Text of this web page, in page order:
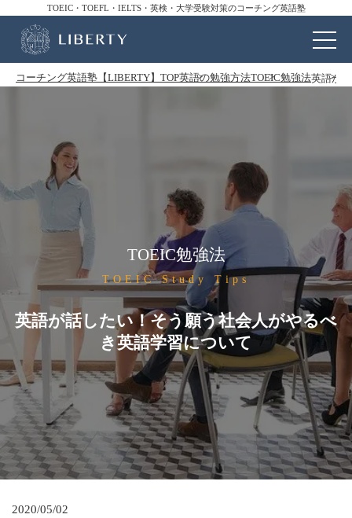
TOEIC・TOEFL・IELTS・英検・大学受験対策のコーチング英語塾
コーチング英語塾【LIBERTY】TOP英語の勉強方法TOEIC勉強法英語が
TOEIC勉強法
TOEIC Study Tips
英語が話したい！そう願う社会人がやるべ
き英語学習について
2020/05/02